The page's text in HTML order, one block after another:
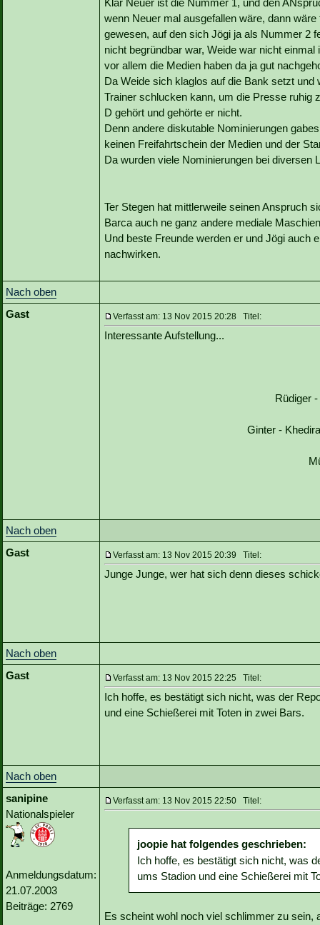
Klar Neuer ist die Nummer 1, und den
wenn Neuer mal ausgefallen wäre, dann
gewesen, auf den sich Jögi ja als Nummer 2
nicht begründbar war, Weide war nicht
vor allem die Medien haben da ja gut
Da Weide sich klaglos auf die Bank setzt
Trainer schlucken kann, um die Presse ruhig
D gehört und gehörte er nicht.
Denn andere diskutable Nominierungen
keinen Freifahrtschein der Medien und der
Da wurden viele Nominierungen bei diversen
Ter Stegen hat mittlerweile seinen Anspruch
Barca auch ne ganz andere mediale
Und beste Freunde werden er und Jögi auch
nachwirken.
Nach oben
Gast
Verfasst am: 13 Nov 2015 20:28 Titel:
Interessante Aufstellung...
Rüdiger
Ginter -
Nach oben
Gast
Verfasst am: 13 Nov 2015 20:39 Titel:
Junge Junge, wer hat sich denn dieses
Nach oben
Gast
Verfasst am: 13 Nov 2015 22:25 Titel:
Ich hoffe, es bestätigt sich nicht, was der
und eine Schießerei mit Toten in zwei Bars.
Nach oben
sanipine
Nationalspieler
Anmeldungsdatum:
21.07.2003
Beiträge: 2769
Verfasst am: 13 Nov 2015 22:50 Titel:
joopie hat folgendes geschrieben:
Ich hoffe, es bestätigt sich nicht, was
ums Stadion und eine Schießerei mit
Es scheint wohl noch viel schlimmer zu sein,